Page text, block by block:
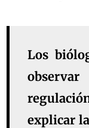
Los
explicar